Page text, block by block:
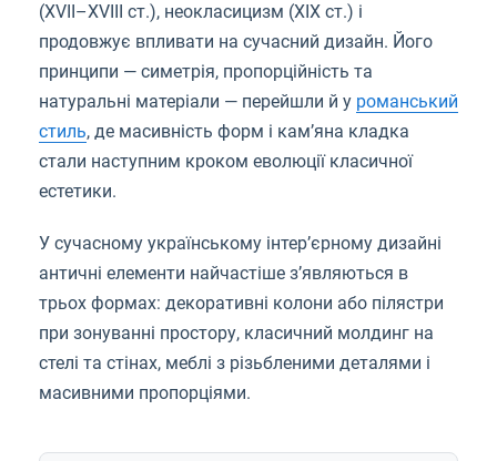
(XVII–XVIII ст.), неокласицизм (XIX ст.) і
продовжує впливати на сучасний дизайн. Його
принципи — симетрія, пропорційність та
натуральні матеріали — перейшли й у романський
стиль, де масивність форм і кам’яна кладка
стали наступним кроком еволюції класичної
естетики.
У сучасному українському інтер’єрному дизайні
античні елементи найчастіше з’являються в
трьох формах: декоративні колони або пілястри
при зонуванні простору, класичний молдинг на
стелі та стінах, меблі з різьбленими деталями і
масивними пропорціями.